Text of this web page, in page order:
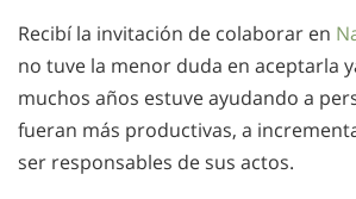
Recibí la invitación de colaborar en
no tuve la menor duda en aceptarla
muchos años estuve ayudando a
fueran más productivas, a
ser responsables de sus actos.